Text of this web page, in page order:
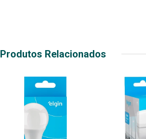
Produtos Relacionados